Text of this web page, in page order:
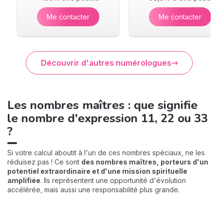
Me contacter Me contacter
Découvrir d'autres numérologues
Les nombres maîtres : que signifie
le nombre d'expression 11, 22 ou 33
?
Si votre calcul aboutit à l'un de ces nombres spéciaux, ne les
réduisez pas ! Ce sont des nombres maîtres, porteurs d'un
potentiel extraordinaire et d'une mission spirituelle
amplifiée. Ils représentent une opportunité d'évolution
accélérée, mais aussi une responsabilité plus grande.